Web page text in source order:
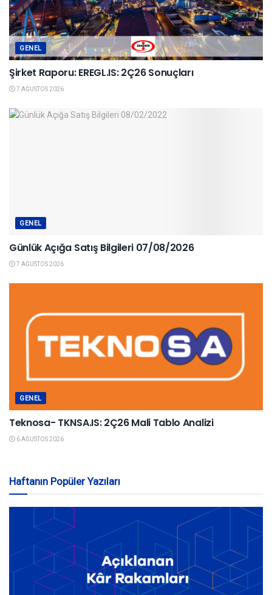
GENEL
Şirket Raporu: EREGL.IS: 2Ç26 Sonuçları
7 AĞUSTOS 2026
GENEL
Günlük Açığa Satış Bilgileri 07/08/2026
7 AĞUSTOS 2026
GENEL
Teknosa- TKNSA.IS: 2Ç26 Mali Tablo Analizi
6 AĞUSTOS 2026
Haftanın Popüler Yazıları